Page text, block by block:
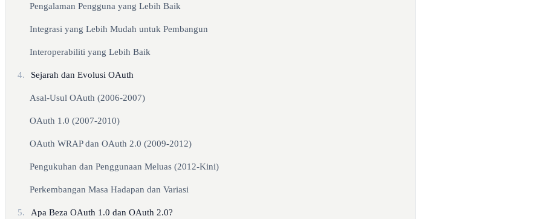
Pengalaman Pengguna yang Lebih Baik
Integrasi yang Lebih Mudah untuk Pembangun
Interoperabiliti yang Lebih Baik
4. Sejarah dan Evolusi OAuth
Asal-Usul OAuth (2006-2007)
OAuth 1.0 (2007-2010)
OAuth WRAP dan OAuth 2.0 (2009-2012)
Pengukuhan dan Penggunaan Meluas (2012-Kini)
Perkembangan Masa Hadapan dan Variasi
5. Apa Beza OAuth 1.0 dan OAuth 2.0?